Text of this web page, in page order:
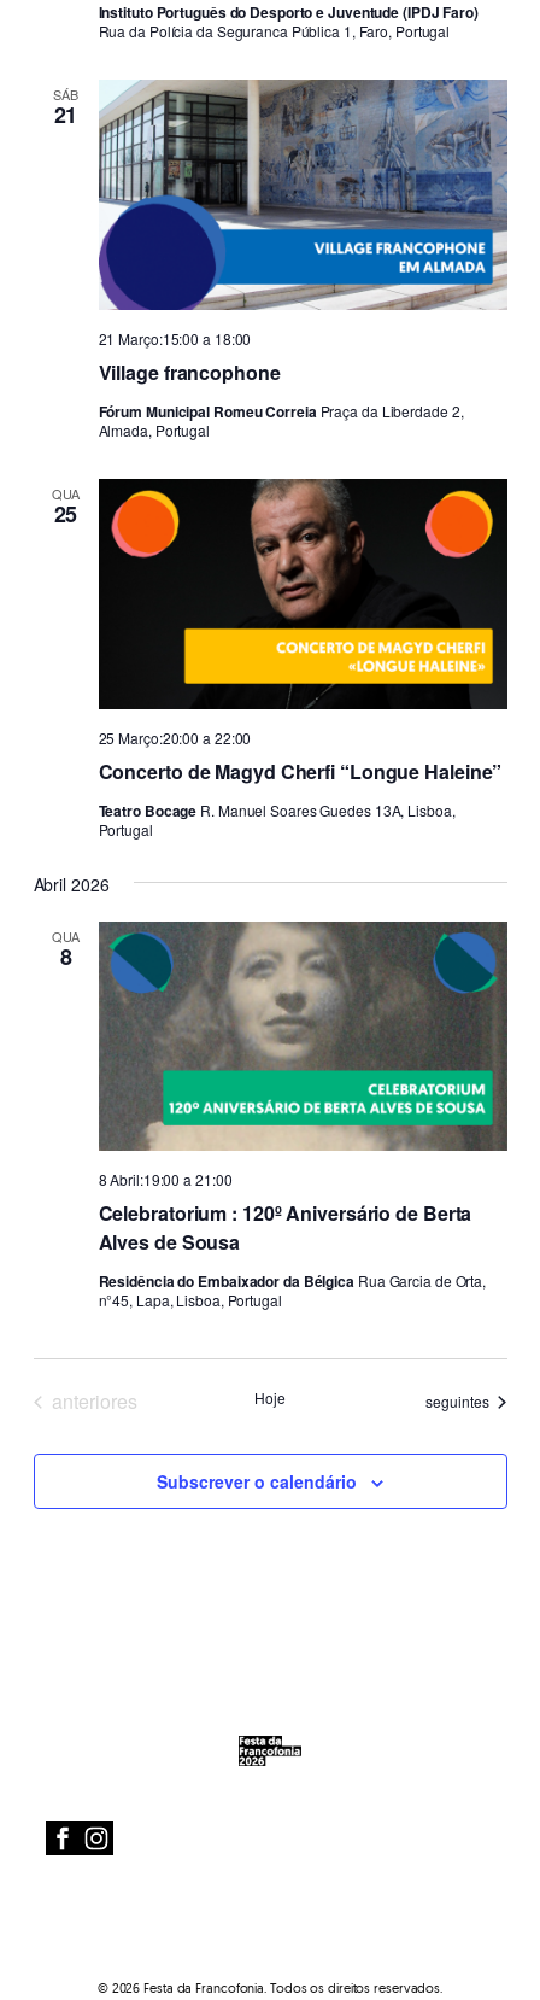
Instituto Português do Desporto e Juventude (IPDJ Faro)
Rua da Polícia da Seguranca Pública 1, Faro, Portugal
SÁB
21
Village francophone
21 Março:15:00 a 18:00
Fórum Municipal Romeu Correia Praça da Liberdade 2,
Almada, Portugal
QUA
25
Concerto de Magyd Cherfi “Longue Haleine”
25 Março:20:00 a 22:00
Teatro Bocage R. Manuel Soares Guedes 13A, Lisboa,
Portugal
Abril 2026
QUA
8
Celebratorium : 120º Aniversário de Berta
Alves de Sousa
8 Abril:19:00 a 21:00
Residência do Embaixador da Bélgica Rua Garcia de Orta,
n°45, Lapa, Lisboa, Portugal
Eventos
anteriores Hoje Eventos
seguintes
Subscrever o calendário
© 2026 Festa da Francofonia. Todos os direitos reservados.